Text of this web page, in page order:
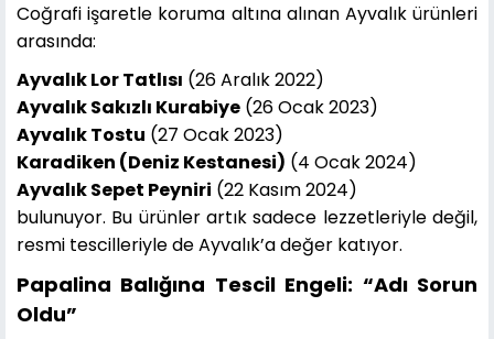
Coğrafi işaretle koruma altına alınan Ayvalık ürünleri
arasında:
Ayvalık Lor Tatlısı (26 Aralık 2022)
Ayvalık Sakızlı Kurabiye (26 Ocak 2023)
Ayvalık Tostu (27 Ocak 2023)
Karadiken (Deniz Kestanesi) (4 Ocak 2024)
Ayvalık Sepet Peyniri (22 Kasım 2024)
bulunuyor. Bu ürünler artık sadece lezzetleriyle değil,
resmi tescilleriyle de Ayvalık’a değer katıyor.
Papalina Balığına Tescil Engeli: “Adı Sorun
Oldu”